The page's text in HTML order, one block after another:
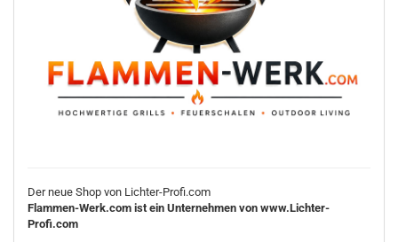
Der neue Shop von Lichter-Profi.com
Flammen-Werk.com ist ein Unternehmen von www.Lichter-
Profi.com